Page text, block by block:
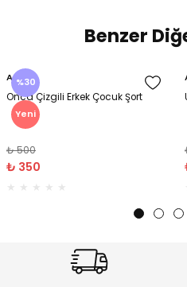
Benzer
%30
Yeni
Amine
Onca Çizgili Erkek Çocuk Şort
₺ 500
₺ 350